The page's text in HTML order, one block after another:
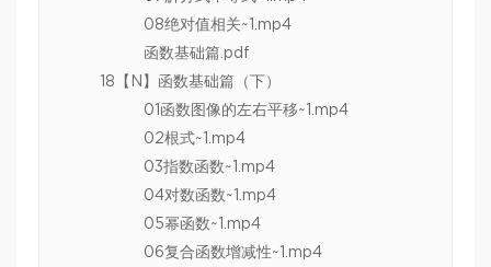
08绝对值相关~1.mp4
函数基础篇.pdf
18【N】函数基础篇（下）
01函数图像的左右平移~1.mp4
02根式~1.mp4
03指数函数~1.mp4
04对数函数~1.mp4
05幂函数~1.mp4
06复合函数增减性~1.mp4